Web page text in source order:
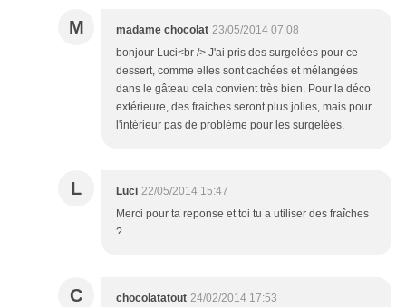
M madame chocolat 23/05/2014 07:08
bonjour Luci<br /> J'ai pris des surgelées pour ce
dessert, comme elles sont cachées et mélangées
dans le gâteau cela convient très bien. Pour la déco
extérieure, des fraiches seront plus jolies, mais pour
l'intérieur pas de problème pour les surgelées.
L Luci 22/05/2014 15:47
Merci pour ta reponse et toi tu a utiliser des fraîches
?
C chocolatatout 24/02/2014 17:53